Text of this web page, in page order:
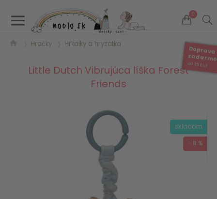
a 0
Doprava
od 35 Eur
Hračky Hrkalky a hryzátka
Little Dutch Vibrujúca líška Forest
Friends
skladom
- 8 %